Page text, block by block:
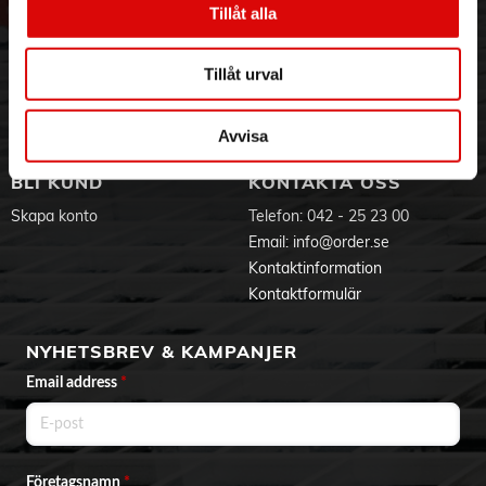
Tillåt alla
Tillåt urval
Avvisa
Visselblåsning
Aktuellt på Order
Ansökan om RMA
Godsefterlysning & Felleverans
Integritetspolicy
Om cookies
BLI KUND
Skapa konto
KONTAKTA OSS
Telefon: 042 - 25 23 00
Email: info@order.se
Kontaktinformation
Kontaktformulär
NYHETSBREV & KAMPANJER
Email address *
Företagsnamn *